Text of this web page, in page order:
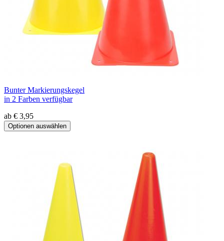
Bunter Markierungskegel
in 2 Farben verfügbar
ab € 3,95